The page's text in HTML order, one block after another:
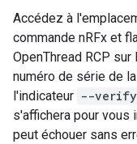
Accédez à
commande nRFx et
OpenThread RCP
numéro de série de
l'indicateur --verify
s'affichera pour vous
peut échouer sans